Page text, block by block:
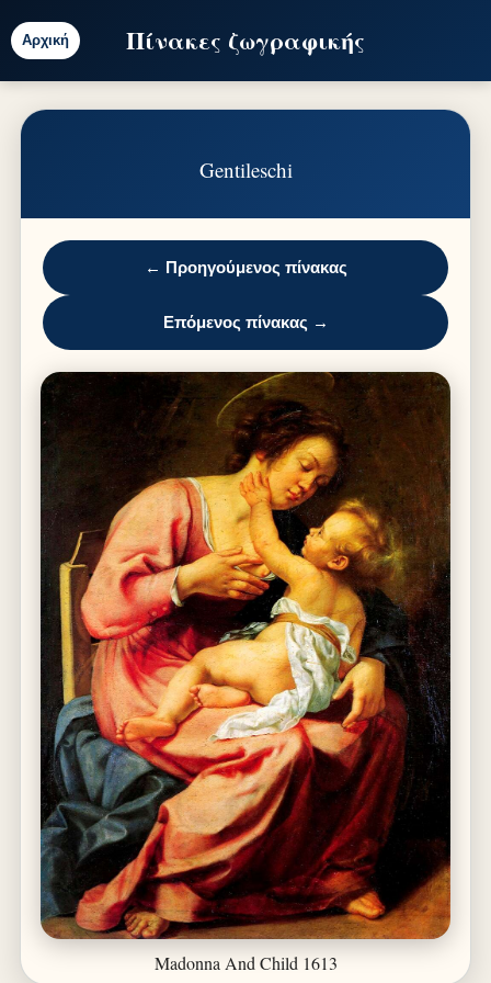
Αρχική Πίνακες ζωγραφικής
Gentileschi
← Προηγούμενος πίνακας
Επόμενος πίνακας →
Madonna And Child 1613